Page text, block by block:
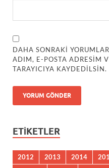
DAHA SONRAKI
ADIM, E-POSTA ADRESIM
TARAYICIYA KAYDEDILSIN.
ETIKETLER
2012 2013 2014